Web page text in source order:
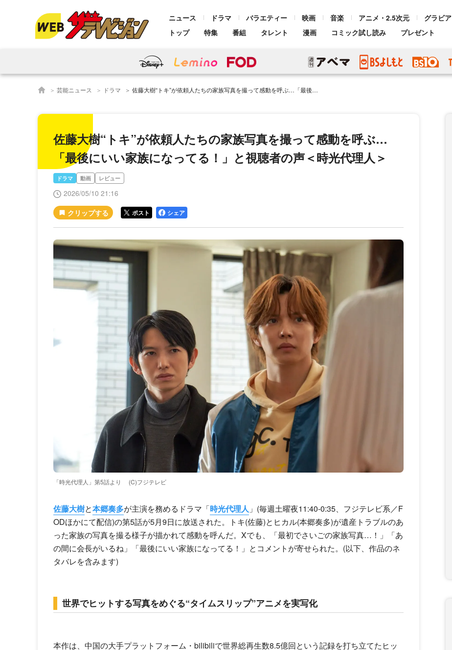
ニュース ドラマ バラエティー 映画 音楽 アニメ・2.5次元 グラビア
トップ
特集 番組 タレント 漫画 コミック試し読み プレゼント
芸能ニュース ドラマ 佐藤大樹“トキ”が依頼人たちの家族写真を撮って感動を呼ぶ…「最後にいい家族になってる！」と視聴者の声＜時光代理人＞
佐藤大樹“トキ”が依頼人たちの家族写真を撮って感動を呼ぶ…
「最後にいい家族になってる！」と視聴者の声＜時光代理人＞
ドラマ 動画 レビュー
2026/05/10 21:16
ポスト シェア
「時光代理人」第5話より (C)フジテレビ
佐藤大樹と本郷奏多が主演を務めるドラマ「時光代理人 」(毎週土曜夜11:40-0:35、フジテレビ系／F
ODほかにて配信)の第5話が5月9日に放送された。トキ(佐藤)とヒカル(本郷奏多)が遺産トラブルのあ
った家族の写真を撮る様子が描かれて感動を呼んだ。Xでも、「最初でさいごの家族写真…！」「あ
の間に会長がいるね」「最後にいい家族になってる！」とコメントが寄せられた。(以下、作品のネ
タバレを含みます)
世界でヒットする写真をめぐる“タイムスリップ”アニメを実写化
本作は、中国の大手プラットフォーム・bilibiliで世界総再生数8.5億回という記録を打ち立てたヒッ